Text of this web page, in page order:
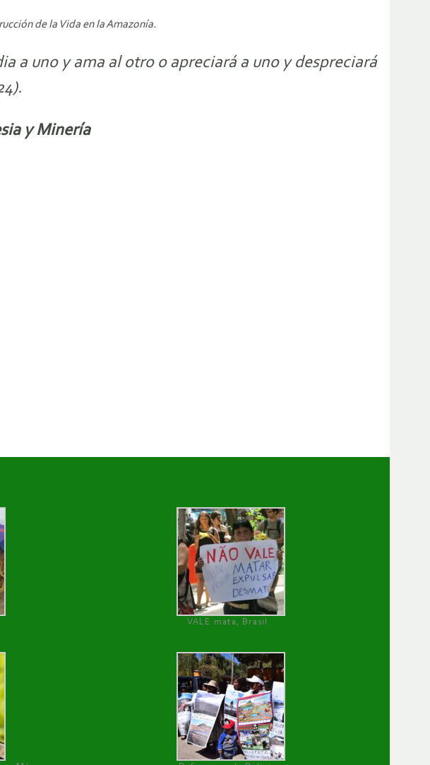
de la Vida en la Amazonía.
a uno y ama al otro o apreciará a uno y despreciará
y Minería
VALE mata, Brasil